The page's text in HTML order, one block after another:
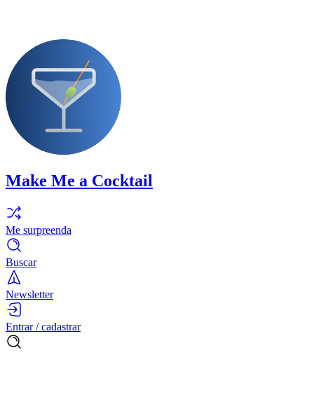
Make Me a Cocktail
Me surpreenda
Buscar
Newsletter
Entrar / cadastrar